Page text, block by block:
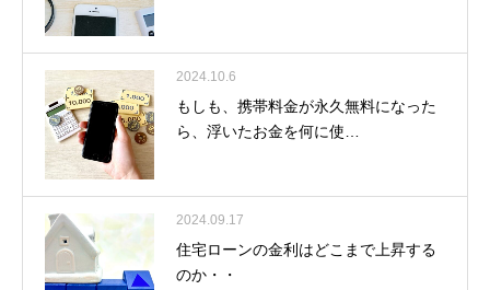
2024.10.6
もしも、携帯料金が永久無料になった
ら、浮いたお金を何に使…
2024.09.17
住宅ローンの金利はどこまで上昇する
のか・・